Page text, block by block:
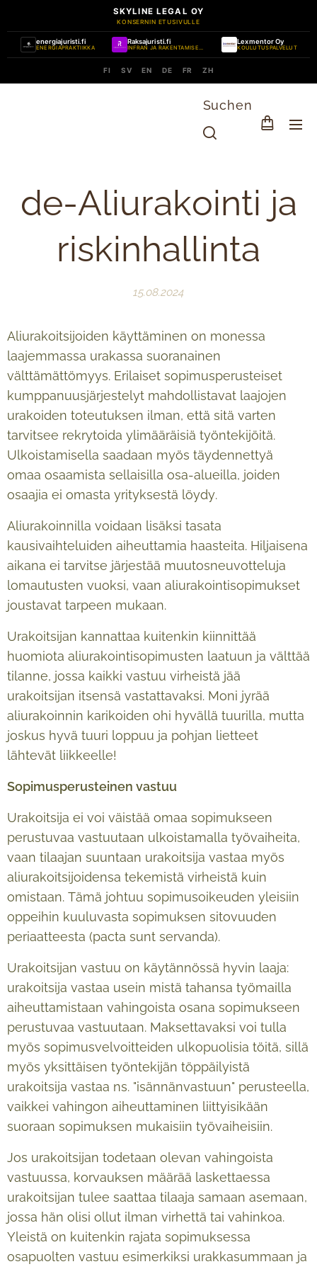
SKYLINE LEGAL OY
KONSERNIN ETUSIVULLE
energiajuristi.fi
ENERGIAPRAKTIIKKA
Raksajuristi.fi
INFRAN JA RAKENTAMISEN PRAKTIIKKA
Lexmentor Oy
KOULUTUSPALVELUT
FI SV EN DE FR ZH
Suchen
de-Aliurakointi ja
riskinhallinta
15.08.2024
Aliurakoitsijoiden käyttäminen on monessa
laajemmassa urakassa suoranainen
välttämättömyys. Erilaiset sopimusperusteiset
kumppanuusjärjestelyt mahdollistavat laajojen
urakoiden toteutuksen ilman, että sitä varten
tarvitsee rekrytoida ylimääräisiä työntekijöitä.
Ulkoistamisella saadaan myös täydennettyä
omaa osaamista sellaisilla osa-alueilla, joiden
osaajia ei omasta yrityksestä löydy.
Aliurakoinnilla voidaan lisäksi tasata
kausivaihteluiden aiheuttamia haasteita. Hiljaisena
aikana ei tarvitse järjestää muutosneuvotteluja
lomautusten vuoksi, vaan aliurakointisopimukset
joustavat tarpeen mukaan.
Urakoitsijan kannattaa kuitenkin kiinnittää
huomiota aliurakointisopimusten laatuun ja välttää
tilanne, jossa kaikki vastuu virheistä jää
urakoitsijan itsensä vastattavaksi. Moni jyrää
aliurakoinnin karikoiden ohi hyvällä tuurilla, mutta
joskus hyvä tuuri loppuu ja pohjan lietteet
lähtevät liikkeelle!
Sopimusperusteinen vastuu
Urakoitsija ei voi väistää omaa sopimukseen
perustuvaa vastuutaan ulkoistamalla työvaiheita,
vaan tilaajan suuntaan urakoitsija vastaa myös
aliurakoitsijoidensa tekemistä virheistä kuin
omistaan. Tämä johtuu sopimusoikeuden yleisiin
oppeihin kuuluvasta sopimuksen sitovuuden
periaatteesta (pacta sunt servanda).
Urakoitsijan vastuu on käytännössä hyvin laaja:
urakoitsija vastaa usein mistä tahansa työmailla
aiheuttamistaan vahingoista osana sopimukseen
perustuvaa vastuutaan. Maksettavaksi voi tulla
myös sopimusvelvoitteiden ulkopuolisia töitä, sillä
myös yksittäisen työntekijän töppäilyistä
urakoitsija vastaa ns. "isännänvastuun" perusteella,
vaikkei vahingon aiheuttaminen liittyisikään
suoraan sopimuksen mukaisiin työvaiheisiin.
Jos urakoitsijan todetaan olevan vahingoista
vastuussa, korvauksen määrää laskettaessa
urakoitsijan tulee saattaa tilaaja samaan asemaan,
jossa hän olisi ollut ilman virhettä tai vahinkoa.
Yleistä on kuitenkin rajata sopimuksessa
osapuolten vastuu esimerkiksi urakkasummaan ja